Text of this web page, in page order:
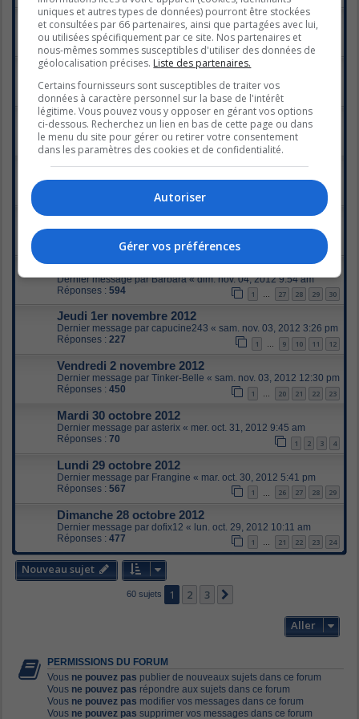
Mercredi 7 novembre 2012
Dernier message parTinker-Belle«jeu. nov. 08, 2012 1:37 pm
Réponses :739 1 … 34 35 36
Mardi 6 novembre 2012
Dernier message par Ralie5
mer. nov. 07, 2012 9:43 am
Réponses :113 1 2
Lundi, 5 novembre, 2012
Dernier message parTinker-Belle«mar. nov. 06, 2012 2:25 pm
Réponses : 796 1 … 37
Samedi, 3 novembre 2012.
Dernier message pargingerstar«lun. nov. 05, 2012 5:23 pm
Dimanche, 4 novembre 2012
Dernier message parRalie5«lun. nov. 05, 2012 9:32 am
478
Mercredi 31 octobre 2012
Dernier message parBarbara«dim. nov. 04, 2012 9:54 am
Réponses : 594 1 … 27 28 29 30
Jeudi 1er novembre 2012
Dernier message par capucine243 « sam. nov. 03, 2012 3:26 pm
Réponses : 227 1 … 9 10 11 12
Vendredi 2 novembre 2012
Dernier message par Tinker-Belle « sam. nov. 03, 2012 12:30 pm
Réponses : 450 1 20 21 22 23
Mardi 30 octobre 2012
Dernier message par asterix « mer. oct. 31, 2012 9:45 am
Réponses : 70 1 2 3 4
Lundi 29 octobre 2012
Dernier message par Frangine « mar. oct. 30, 2012 5:41 pm
Réponses : 567 1 26 27 28 29
Dimanche 28 octobre 2012
Dernier message par dofix12 « lun. oct. 29, 2012 10:11 am
Réponses : 477 1 … 21 22 23 24
Nouveau sujet
60 sujets 1 2 3
Aller
PERMISSIONS DU FORUM
Vous ne pouvez pas publier de nouveaux sujets dans ce forum
Vous ne pouvez pas répondre aux sujets dans ce forum
Vous ne pouvez pas modifier vos messages dans ce forum
Vous ne pouvez pas supprimer vos messages dans ce forum
uniques et autres types de données) pourront être stockées
et consultées par 66 partenaires, ainsi que partagées avec lui,
ou utilisées spécifiquement par ce site. Nos partenaires et
nous-mêmes sommes susceptibles d'utiliser des données de
géolocalisation précises. Liste des partenaires.
Certains fournisseurs sont susceptibles de traiter vos
données à caractère personnel sur la base de l'intérêt
légitime. Vous pouvez vous y opposer en gérant vos options
ci-dessous. Recherchez un lien en bas de cette page ou dans
le menu du site pour gérer ou retirer votre consentement
dans les paramètres des cookies et de confidentialité.
Autoriser
Gérer vos préférences